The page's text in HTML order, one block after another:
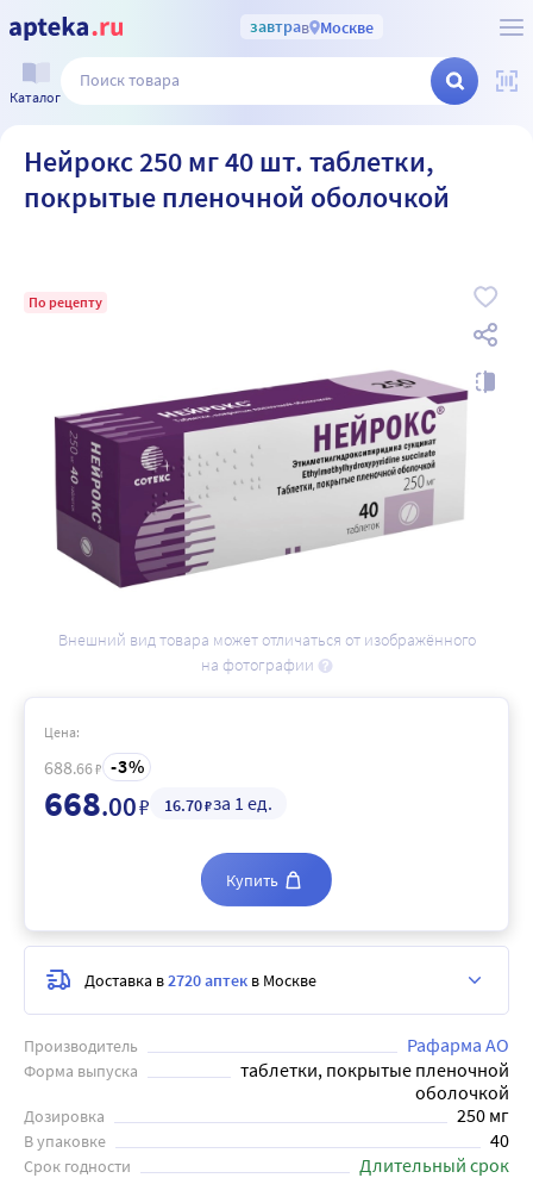
завтрав Москве
Каталог
Нейрокс 250 мг 40 шт. таблетки,
покрытые пленочной оболочкой
По рецепту
Внешний вид товара может отличаться от изображённого
на фотографии
Производитель Рафарма АО
Форма выпуска
таблетки, покрытые пленочной
оболочкой
Дозировка 250 мг
В упаковке 40
Срок годности Длительный срок
Цена:
688.66₽ 3
668.00₽ 16.70₽за 1 ед.
Купить
Доставка в2720 аптек в Москве